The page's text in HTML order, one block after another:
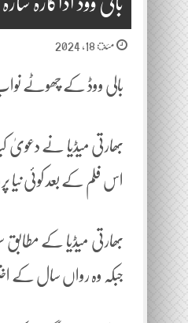
مئ 18, 2024
بالی ووڈ کے چھوٹے
بھارتی میڈیا نے دعویٰ
اس فلم کے بعد کوئی
بھارتی میڈیا کے
جبکہ وہ رواں سال کے